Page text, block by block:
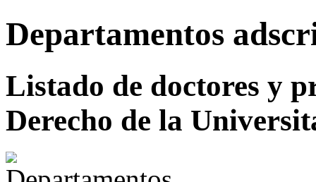
Departamentos
Listado de doctores y
Derecho de la